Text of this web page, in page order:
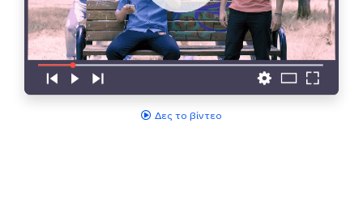
Δες το βίντεο